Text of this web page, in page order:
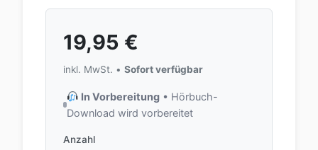
19,95 €
inkl. MwSt. • Sofort verfügbar
In Vorbereitung• Hörbuch-
Download wird vorbereitet
Anzahl